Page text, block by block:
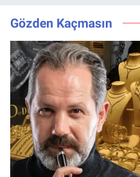
Durum
Gözden Kaçmasın